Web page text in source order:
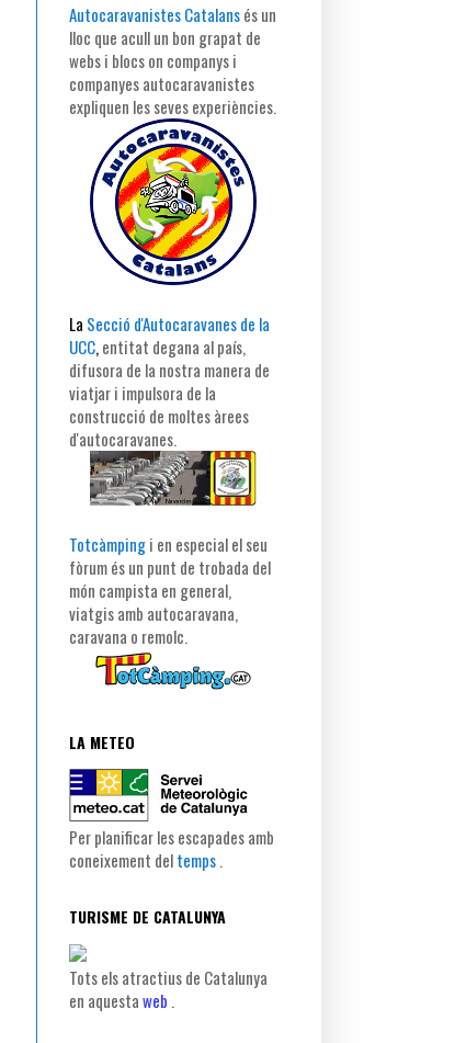
Autocaravanistes Catalansés un
lloc que acull un bon grapat de
webs i blocs on companys i
companyes autocaravanistes
expliquen les seves experiències.
La Secció d'Autocaravanes de la
UCC,entitat degana al país,
difusora de la nostra manera de
viatjar i impulsora de la
construcció de moltes àrees
d'autocaravanes.
Totcàmpingi en especial el seu
fòrum és un punt de trobada del
món campista en general,
viatgis amb autocaravana,
caravana o remolc.
LA METEO
Per planificar les escapades amb
coneixement deltemps.
TURISME DE CATALUNYA
Tots els atractius de Catalunya
en aquestaweb .